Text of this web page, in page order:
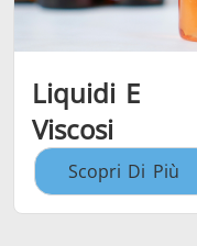
Liquidi E
Viscosi
Scopri Di Più